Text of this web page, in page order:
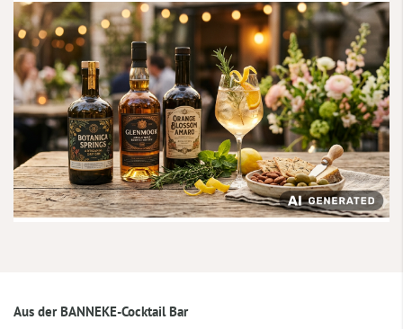
Aus der BANNEKE-Cocktail Bar